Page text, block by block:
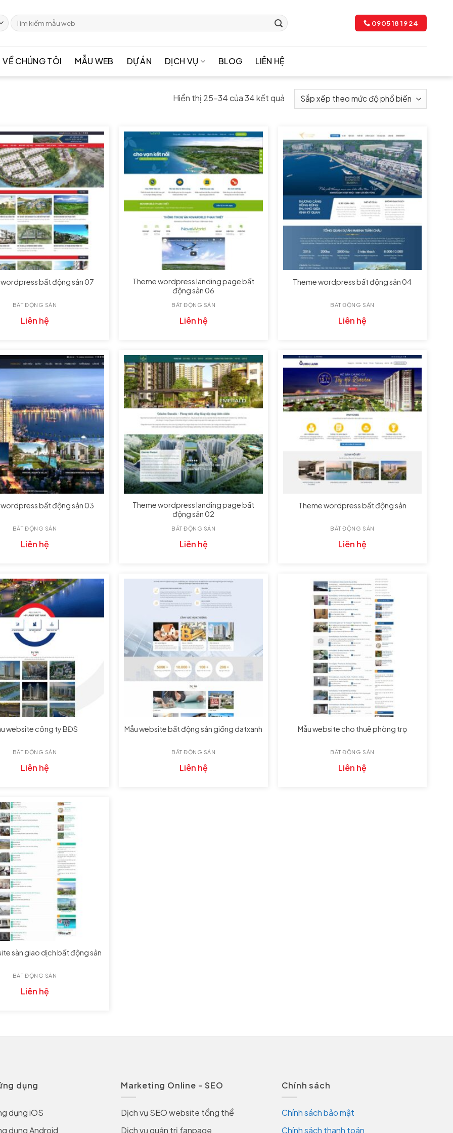
Tìm
kiếm:
0905 18 19 24
VỀ CHÚNG TÔI MẪU WEB DỰ ÁN DỊCH VỤ BLOG LIÊN HỆ
Hiển thị 25–34 của 34 kết quả
BẤT ĐỘNG SẢN
bất động sản 07
Liên hệ
BẤT ĐỘNG SẢN
Theme wordpress landing page bất
động sản 06
Liên hệ
BẤT ĐỘNG SẢN
Theme wordpress bất động sản 04
Liên hệ
BẤT ĐỘNG SẢN
bất động sản 03
Liên hệ
BẤT ĐỘNG SẢN
Theme wordpress landing page bất
động sản 02
Liên hệ
BẤT ĐỘNG SẢN
Theme wordpress bất động sản
Liên hệ
BẤT ĐỘNG SẢN
website công ty BĐS
Liên hệ
BẤT ĐỘNG SẢN
Mẫu website bất động sản giống datxanh
Liên hệ
BẤT ĐỘNG SẢN
Mẫu website cho thuê phòng trọ
Liên hệ
BẤT ĐỘNG SẢN
sàn giao dịch bất động sản
Liên hệ
dụng
dụng iOS
dụng Android
Marketing Online – SEO
Dịch vụ SEO website tổng thể
Dịch vụ quản trị fanpage
Chính sách
Chính sách bảo mật
Chính sách thanh toán